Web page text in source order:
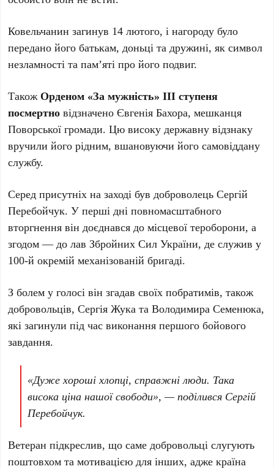
Ковельчанин загинув 14 лютого, і нагороду було
передано його батькам, доньці та дружині, як символ
незламності та пам’яті про його подвиг.
Також Орденом «За мужність» ІІІ ступеня
посмертно відзначено Євгенія Бахора, мешканця
Поворської громади. Цю високу державну відзнаку
вручили його рідним, вшановуючи його самовіддану
службу.
Серед присутніх на заході був доброволець Сергій
Перебойчук. У перші дні повномасштабного
вторгнення він доєднався до місцевої тероборони, а
згодом — до лав Збройних Сил України, де служив у
100-й окремій механізованій бригаді.
З болем у голосі він згадав своїх побратимів, також
добровольців, Сергія Жука та Володимира Семенюка,
які загинули під час виконання першого бойового
завдання.
«Дуже хороші хлопці, справжні люди. Така
висока ціна нашої свободи», — поділився Сергій
Перебойчук.
Ветеран підкреслив, що саме добровольці слугують
поштовхом та мотивацією для інших, адже країна